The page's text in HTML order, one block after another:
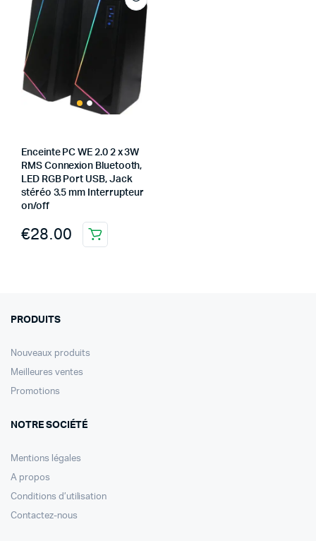
Enceinte PC WE 2.0 2 x 3W
RMS Connexion Bluetooth,
LED RGB Port USB, Jack
stéréo 3.5 mm Interrupteur
on/off
€28.00
PRODUITS
Nouveaux produits
Meilleures ventes
Promotions
NOTRE SOCIÉTÉ
Mentions légales
A propos
Conditions d’utilisation
Contactez-nous